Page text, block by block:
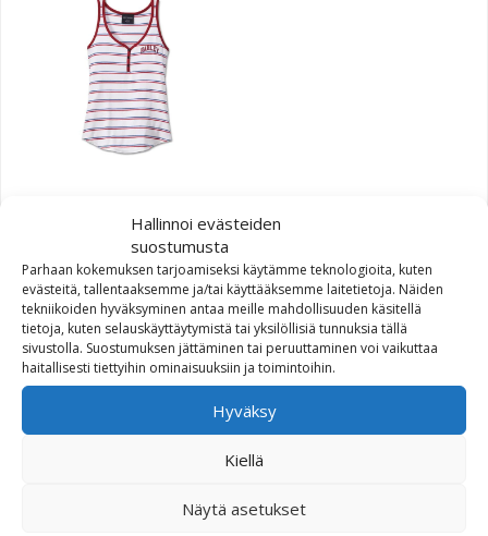
Hallinnoi evästeiden
suostumusta
Parhaan kokemuksen tarjoamiseksi käytämme teknologioita, kuten
evästeitä, tallentaaksemme ja/tai käyttääksemme laitetietoja. Näiden
tekniikoiden hyväksyminen antaa meille mahdollisuuden käsitellä
tietoja, kuten selauskäyttäytymistä tai yksilöllisiä tunnuksia tällä
sivustolla. Suostumuksen jättäminen tai peruuttaminen voi vaikuttaa
haitallisesti tiettyihin ominaisuuksiin ja toimintoihin.
Hyväksy
Kiellä
Näytä asetukset
KNIT,STRIPE
70,78€Alkuperäinen hinta oli: 70,78€.
42,48€Nykyinen hinta on: 42,48€.